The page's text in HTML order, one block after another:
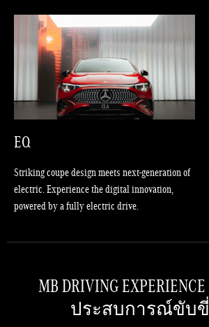
EQ
Striking coupe design meets next-generation of
electric. Experience the digital innovation,
powered by a fully electric drive.
MB DRIVING
ประสบการณ์ขับ